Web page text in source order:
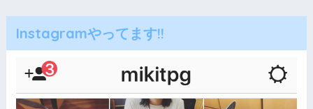
Instagramやってます!!